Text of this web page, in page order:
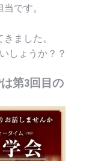
です。
ました。
しょうか？？
第3回目の